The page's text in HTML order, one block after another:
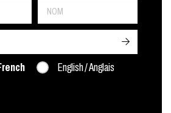
English / Anglais
->